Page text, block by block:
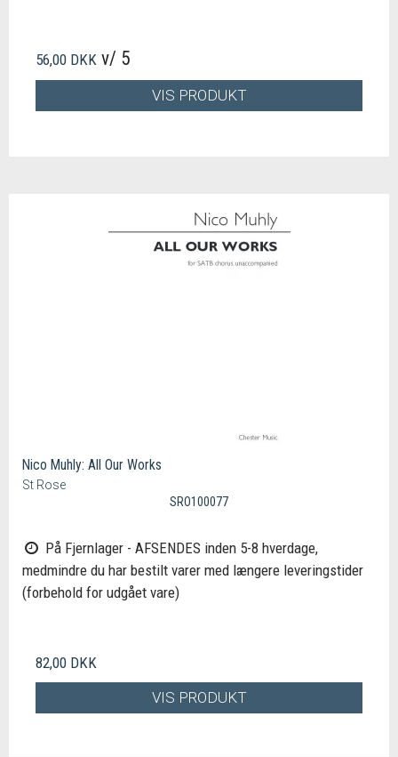
56,00 DKK v/ 5
VIS PRODUKT
Nico Muhly: All Our Works
St Rose
SRO100077
På Fjernlager - AFSENDES inden 5-8 hverdage,
medmindre du har bestilt varer med længere leveringstider
(forbehold for udgået vare)
82,00 DKK
VIS PRODUKT